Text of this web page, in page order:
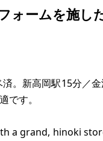
ォームを施し
。新高岡駅15分／
です。
a grand, hinoki